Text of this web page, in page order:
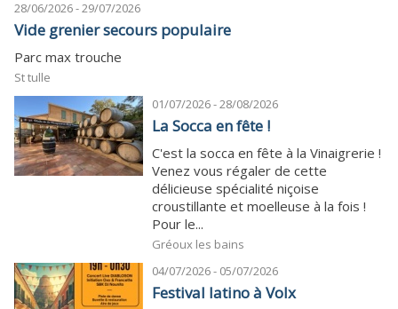
28/06/2026 - 29/07/2026
Vide grenier secours populaire
Parc max trouche
St tulle
01/07/2026 - 28/08/2026
La Socca en fête !
C'est la socca en fête à la Vinaigrerie !
Venez vous régaler de cette
délicieuse spécialité niçoise
croustillante et moelleuse à la fois !
Pour le...
Gréoux les bains
04/07/2026 - 05/07/2026
Festival latino à Volx